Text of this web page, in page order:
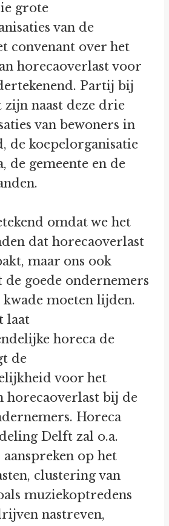
grote
van de
convenant over het
horecaoverlast voor
Partij bij
zijn naast deze drie
van bewoners in
de koepelorganisatie
de gemeente en de
omdat we het
dat horecaoverlast
maar ons ook
de goede ondernemers
moeten lijden.
laat
horeca de
de
voor het
horecaoverlast bij de
Horeca
Delft zal o.a.
op het
clustering van
muziekoptredens
nastreven,